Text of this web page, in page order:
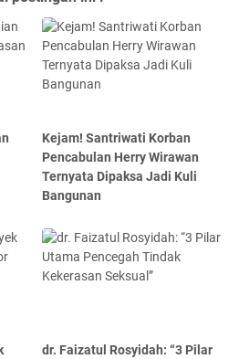
Kejam! Santriwati Korban
Pencabulan Herry Wirawan
Ternyata Dipaksa Jadi Kuli
Bangunan
dr. Faizatul Rosyidah: “3 Pilar